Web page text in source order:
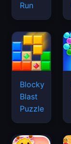
Run
Blocky
Blast
Puzzle